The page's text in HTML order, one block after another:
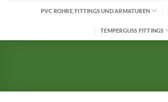
PVC ROHRE, FITTINGS UND ARMATUREN
TEMPERGUSS FITTINGS